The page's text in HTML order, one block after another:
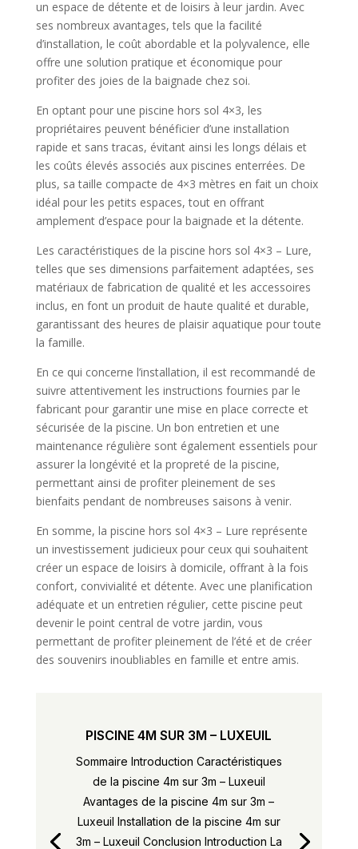
un espace de détente et de loisirs à leur jardin. Avec
ses nombreux avantages, tels que la facilité
d’installation, le coût abordable et la polyvalence, elle
offre une solution pratique et économique pour
profiter des joies de la baignade chez soi.
En optant pour une piscine hors sol 4×3, les
propriétaires peuvent bénéficier d’une installation
rapide et sans tracas, évitant ainsi les longs délais et
les coûts élevés associés aux piscines enterrées. De
plus, sa taille compacte de 4×3 mètres en fait un choix
idéal pour les petits espaces, tout en offrant
amplement d’espace pour la baignade et la détente.
Les caractéristiques de la piscine hors sol 4×3 – Lure,
telles que ses dimensions parfaitement adaptées, ses
matériaux de fabrication de qualité et les accessoires
inclus, en font un produit de haute qualité et durable,
garantissant des heures de plaisir aquatique pour toute
la famille.
En ce qui concerne l’installation, il est recommandé de
suivre attentivement les instructions fournies par le
fabricant pour garantir une mise en place correcte et
sécurisée de la piscine. Un bon entretien et une
maintenance régulière sont également essentiels pour
assurer la longévité et la propreté de la piscine,
permettant ainsi de profiter pleinement de ses
bienfaits pendant de nombreuses saisons à venir.
En somme, la piscine hors sol 4×3 – Lure représente
un investissement judicieux pour ceux qui souhaitent
créer un espace de loisirs à domicile, offrant à la fois
confort, convivialité et détente. Avec une planification
adéquate et un entretien régulier, cette piscine peut
devenir le point central de votre jardin, vous
permettant de profiter pleinement de l’été et de créer
des souvenirs inoubliables en famille et entre amis.
PISCINE 4M SUR 3M – LUXEUIL
Sommaire Introduction Caractéristiques
de la piscine 4m sur 3m – Luxeuil
Avantages de la piscine 4m sur 3m –
Luxeuil Installation de la piscine 4m sur
3m – Luxeuil Conclusion Introduction La